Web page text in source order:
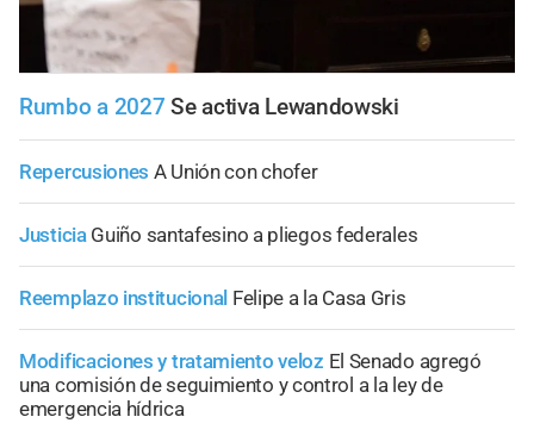
Rumbo a 2027 Se activa Lewandowski
Repercusiones A Unión con chofer
Justicia Guiño santafesino a pliegos federales
Reemplazo institucional Felipe a la Casa Gris
Modificaciones y tratamiento veloz El Senado agregó
una comisión de seguimiento y control a la ley de
emergencia hídrica